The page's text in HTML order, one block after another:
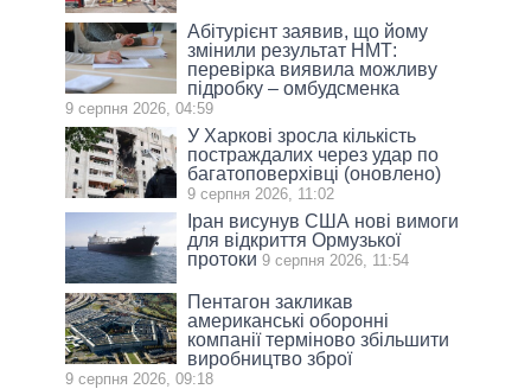
Абітурієнт заявив, що йому
змінили результат НМТ:
перевірка виявила можливу
підробку – омбудсменка
9 серпня 2026, 04:59
У Харкові зросла кількість
постраждалих через удар по
багатоповерхівці (оновлено)
9 серпня 2026, 11:02
Іран висунув США нові вимоги
для відкриття Ормузької
протоки 9 серпня 2026, 11:54
Пентагон закликав
американські оборонні
компанії терміново збільшити
виробництво зброї
9 серпня 2026, 09:18